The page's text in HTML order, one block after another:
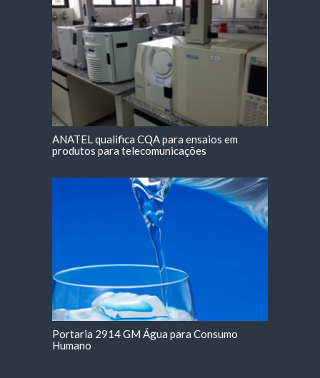
ANATEL qualifica CQA para ensaios em
produtos para telecomunicações
Portaria 2914 GM Água para Consumo
Humano